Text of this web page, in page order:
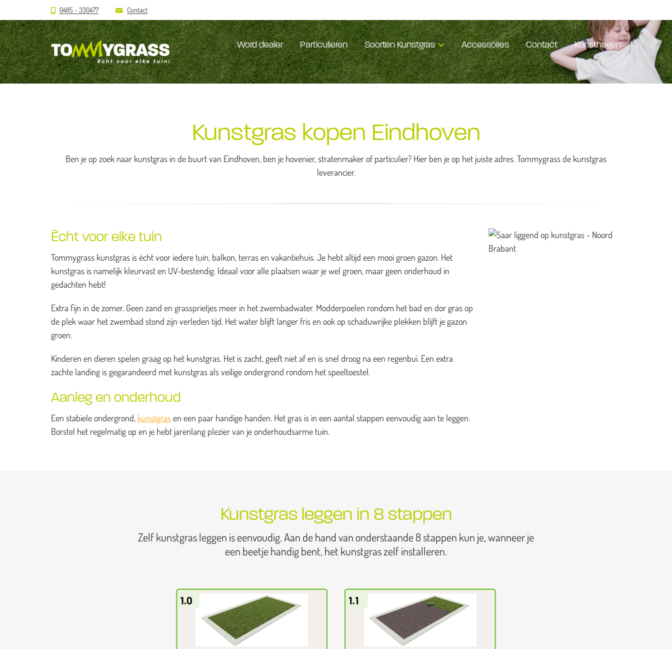
0485 - 330477 Contact
Word dealer Particulieren Soorten Kunstgras Accessoires Contact Kunsthagen
Kunstgras kopen Eindhoven
Ben je op zoek naar kunstgras in de buurt van Eindhoven, ben je hovenier, stratenmaker of particulier? Hier ben je op het juiste adres. Tommygrass de kunstgras
leverancier.
Ècht voor elke tuin
Tommygrass kunstgras is ècht voor iedere tuin, balkon, terras en vakantiehuis. Je hebt altijd een mooi groen gazon. Het
kunstgras is namelijk kleurvast en UV-bestendig. Ideaal voor alle plaatsen waar je wel groen, maar geen onderhoud in
gedachten hebt!
Extra fijn in de zomer. Geen zand en grassprietjes meer in het zwembadwater. Modderpoelen rondom het bad en dor gras op
de plek waar het zwembad stond zijn verleden tijd. Het water blijft langer fris en ook op schaduwrijke plekken blijft je gazon
groen.
Kinderen en dieren spelen graag op het kunstgras. Het is zacht, geeft niet af en is snel droog na een regenbui. Een extra
zachte landing is gegarandeerd met kunstgras als veilige ondergrond rondom het speeltoestel.
Aanleg en onderhoud
Een stabiele ondergrond, kunstgrasen een paar handige handen. Het gras is in een aantal stappen eenvoudig aan te leggen.
Borstel het regelmatig op en je hebt jarenlang plezier van je onderhoudsarme tuin.
Kunstgras leggen in 8 stappen
Zelf kunstgras leggen is eenvoudig. Aan de hand van onderstaande 8 stappen kun je, wanneer je
een beetje handig bent, het kunstgras zelf installeren.